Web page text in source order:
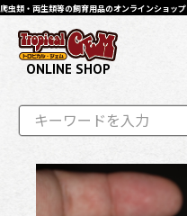
爬虫類・両生類等の飼育用品のオンラインショップ
ONLINE SHOP